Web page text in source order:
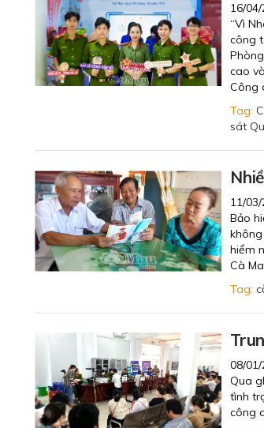
16/
“Vì
công
cao
Công
Tag:
sát
11/
Bảo
hiểm
Cà
Tag:
08/
Qua
tình
công